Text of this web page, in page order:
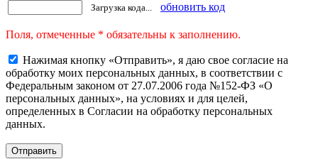
Загрузка кода... обновить код
Поля, отмеченные * обязательны к заполнению.
Нажимая кнопку «Отправить», я даю свое согласие на
обработку моих персональных данных, в соответствии с
Федеральным законом от 27.07.2006 года №152-ФЗ «О
персональных данных», на условиях и для целей,
определенных в Согласии на обработку персональных
данных.